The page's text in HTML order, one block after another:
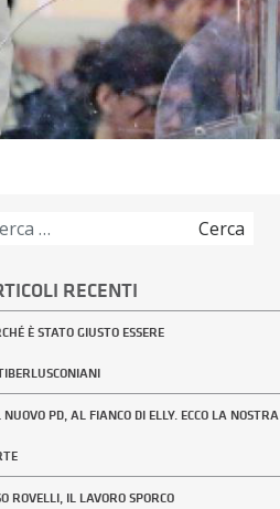
RECENTI
È STATO GIUSTO ESSERE
NUOVO PD, AL FIANCO DI ELLY. ECCO LA NOSTRA
ROVELLI, IL LAVORO SPORCO